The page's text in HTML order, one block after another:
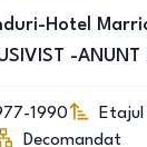
Hotel
-ANUNT
1990 Etajul
Decomandat